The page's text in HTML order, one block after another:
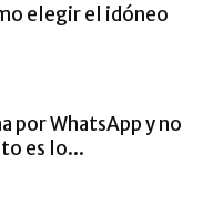
elegir el idóneo
por WhatsApp y no
es lo...